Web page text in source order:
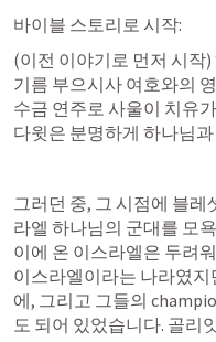
바이블 스토리로 시작:
(이전 이야기로 먼저 시작
기름 부으시사 여호와의
수금 연주로 사울이 치유
다윗은 분명하게 하나님
그러던 중, 그 시점에 블레
라엘 하나님의 군대를 모
이에 온 이스라엘은 두려
이스라엘이라는 나라였
에, 그리고 그들의
도 되어 있었습니다. 골리